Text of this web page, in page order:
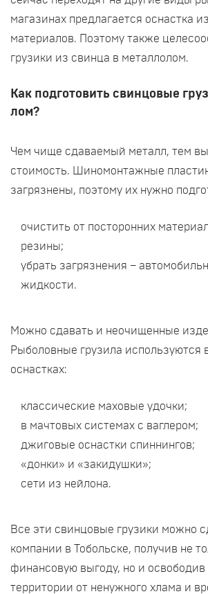
магазинах предлагается оснастка
материалов. Поэтому также
грузики из свинца в металлолом.
Как подготовить свинцовые
лом?
Чем чище сдаваемый металл, тем
стоимость. Шиномонтажные
загрязнены, поэтому их нужно
очистить от посторонних
резины;
убрать загрязнения –
жидкости.
Можно сдавать и неочищенные
Рыболовные грузила используются
оснастках:
классические маховые удочки;
в мачтовых системах с ваглером;
джиговые оснастки спиннингов;
«донки» и «закидушки»;
сети из нейлона.
Все эти свинцовые грузики можно
компании в Тобольске, получив не
финансовую выгоду, но и
территории от ненужного хлама и